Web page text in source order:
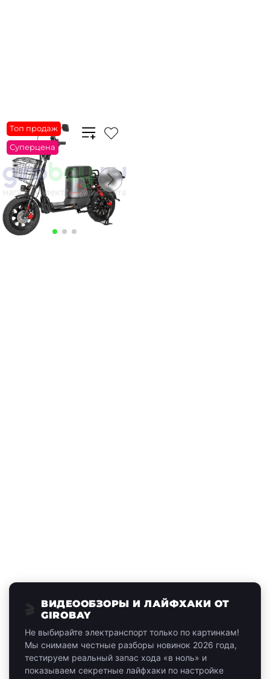
Топ продаж
Суперцена
🎬
ВИДЕООБЗОРЫ И ЛАЙФХАКИ ОТ
GIROBAY
Не выбирайте электранспорт только по картинкам!
Мы снимаем честные разборы новинок 2026 года,
тестируем реальный запас хода «в ноль» и
показываем секретные лайфхаки по настройке